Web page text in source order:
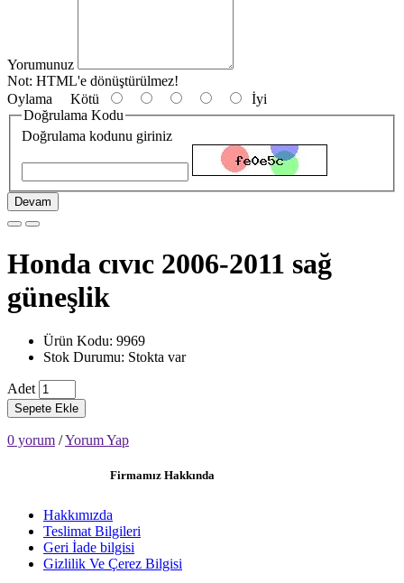
Yorumunuz
Not: HTML'e dönüştürülmez!
Oylama Kötü
İyi
Doğrulama Kodu
Doğrulama kodunu giriniz
Devam
Honda cıvıc 2006-2011 sağ
güneşlik
Ürün Kodu: 9969
Stok Durumu: Stokta var
Adet
Sepete Ekle
0 yorum /Yorum Yap
Firmamız Hakkında
Hakkımızda
Teslimat Bilgileri
Geri İade bilgisi
Gizlilik Ve Çerez Bilgisi